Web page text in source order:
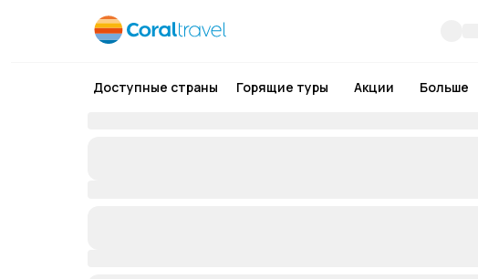
Доступные страны Горящие туры Акции Больше